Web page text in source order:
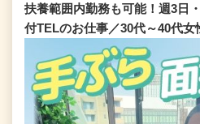
扶養範囲内勤務も可能！週3日
付TELのお仕事／30代～40代女